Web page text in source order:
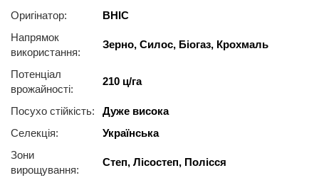
Оригінатор:
ВНІС
Напрямок
використання:
Зерно, Силос, Біогаз, Крохмаль
Потенціал
врожайності:
210 ц/га
Посухо стійкість:
Дуже висока
Селекція:
Українська
Зони
вирощування:
Степ, Лісостеп, Полісся